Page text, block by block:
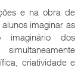
e na obra de
imaginar as
imaginário dos
criatividade e